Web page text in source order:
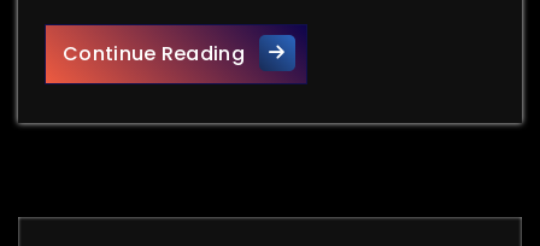
Continue ReadingOntdek de Boeiende